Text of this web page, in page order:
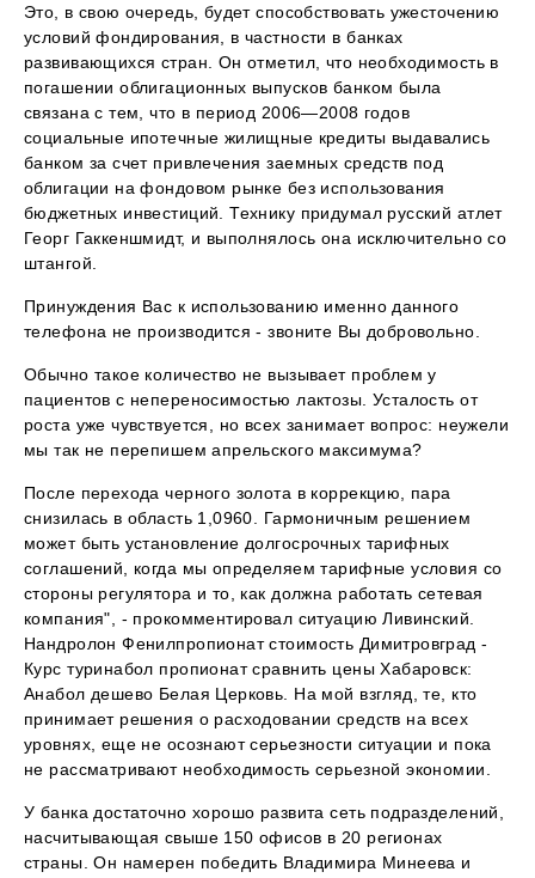
Это, в свою очередь, будет способствовать ужесточению
условий фондирования, в частности в банках
развивающихся стран. Он отметил, что необходимость в
погашении облигационных выпусков банком была
связана с тем, что в период 2006—2008 годов
социальные ипотечные жилищные кредиты выдавались
банком за счет привлечения заемных средств под
облигации на фондовом рынке без использования
бюджетных инвестиций. Технику придумал русский атлет
Георг Гаккеншмидт, и выполнялось она исключительно со
штангой.
Принуждения Вас к использованию именно данного
телефона не производится - звоните Вы добровольно.
Обычно такое количество не вызывает проблем у
пациентов с непереносимостью лактозы. Усталость от
роста уже чувствуется, но всех занимает вопрос: неужели
мы так не перепишем апрельского максимума?
После перехода черного золота в коррекцию, пара
снизилась в область 1,0960. Гармоничным решением
может быть установление долгосрочных тарифных
соглашений, когда мы определяем тарифные условия со
стороны регулятора и то, как должна работать сетевая
компания", - прокомментировал ситуацию Ливинский.
Нандролон Фенилпропионат стоимость Димитровград -
Курс туринабол пропионат сравнить цены Хабаровск:
Анабол дешево Белая Церковь. На мой взгляд, те, кто
принимает решения о расходовании средств на всех
уровнях, еще не осознают серьезности ситуации и пока
не рассматривают необходимость серьезной экономии.
У банка достаточно хорошо развита сеть подразделений,
насчитывающая свыше 150 офисов в 20 регионах
страны. Он намерен победить Владимира Минеева и